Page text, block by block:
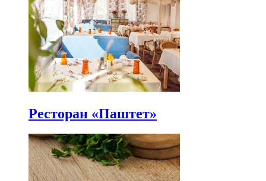
Ресторан «Паштет»